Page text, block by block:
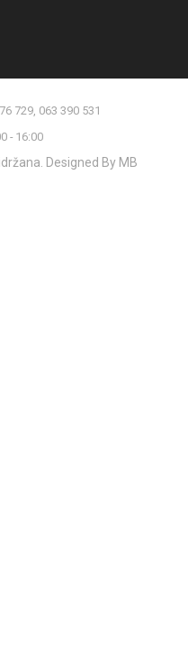
729, 063 390 531
- 16:00
Designed By MB